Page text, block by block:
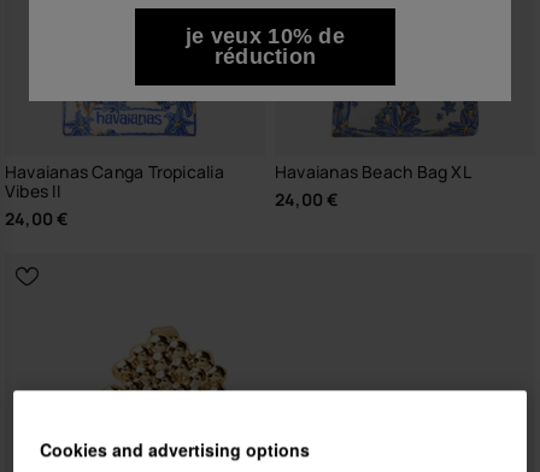
Havaianas Canga Tropicalia
Vibes II
24,00 €
Havaianas Beach Bag XL
24,00 €
je veux 10% de
réduction
Cookies and advertising options